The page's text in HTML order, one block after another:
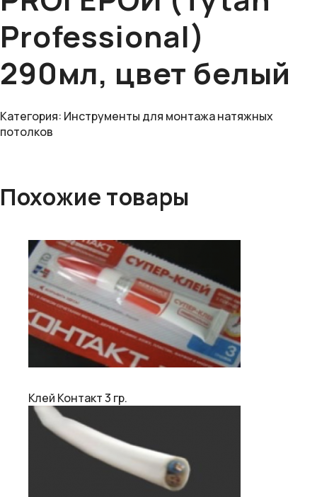
Professional)
290мл, цвет белый
Категория: Инструменты для монтажа натяжных
потолков
Похожие товары
Клей Контакт 3 гр.